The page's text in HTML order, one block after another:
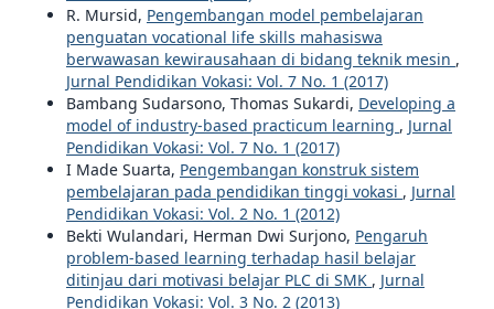
R. Mursid, Pengembangan model pembelajaran
penguatan vocational life skills mahasiswa
berwawasan kewirausahaan di bidang teknik mesin ,
Jurnal Pendidikan Vokasi: Vol. 7 No. 1 (2017)
Bambang Sudarsono, Thomas Sukardi, Developing a
model of industry-based practicum learning , Jurnal
Pendidikan Vokasi: Vol. 7 No. 1 (2017)
I Made Suarta, Pengembangan konstruk sistem
pembelajaran pada pendidikan tinggi vokasi , Jurnal
Pendidikan Vokasi: Vol. 2 No. 1 (2012)
Bekti Wulandari, Herman Dwi Surjono, Pengaruh
problem-based learning terhadap hasil belajar
ditinjau dari motivasi belajar PLC di SMK , Jurnal
Pendidikan Vokasi: Vol. 3 No. 2 (2013)